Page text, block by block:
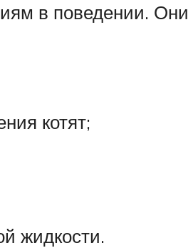
в поведении.
котят;
жидкости.